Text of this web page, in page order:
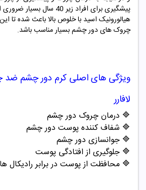
پیشگیری برای افراد زیر 40 سال بسیار ضروری است
هیالورونیک اسید با خلوص بالا باعث شده تا
چروک های دور چشم بسیار مناسب باشد.
ویژگی های اصلی کرم دور چشم ضد
لافارر
🔷 درمان چروک دور چشم
🔷 شفاف کننده پوست دور چشم
🔷 جوانسازی دور چشم
🔷 جلوگیری از افتادگی پوست
🔷 محافظت از پوست در برابر رادیکال